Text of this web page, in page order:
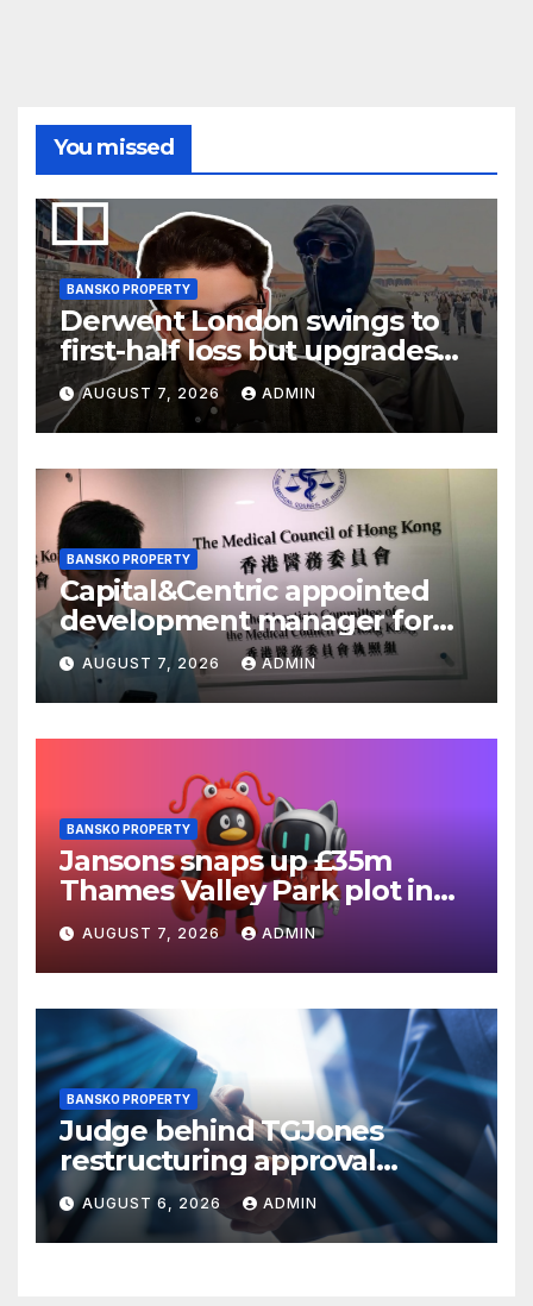
You missed
BANSKO PROPERTY
Derwent London swings to
first-half loss but upgrades
earnings guidance
AUGUST 7, 2026 ADMIN
BANSKO PROPERTY
Capital&Centric appointed
development manager for
Ipswich regen scheme
AUGUST 7, 2026 ADMIN
BANSKO PROPERTY
Jansons snaps up £35m
Thames Valley Park plot in
Reading
AUGUST 7, 2026 ADMIN
BANSKO PROPERTY
Judge behind TGJones
restructuring approval
expresses frustration at
rushed process
AUGUST 6, 2026 ADMIN